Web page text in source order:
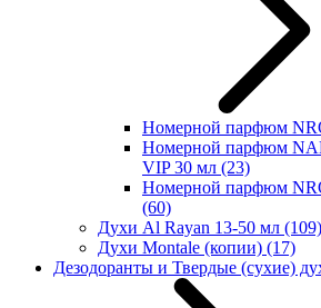
Номерной парфюм
Номерной парфюм
VIP 30 мл (23)
Номерной парфюм
(60)
Духи Al Rayan 13-50 мл (109)
Духи Montale (копии) (17)
Дезодоранты и Твердые (сухие)